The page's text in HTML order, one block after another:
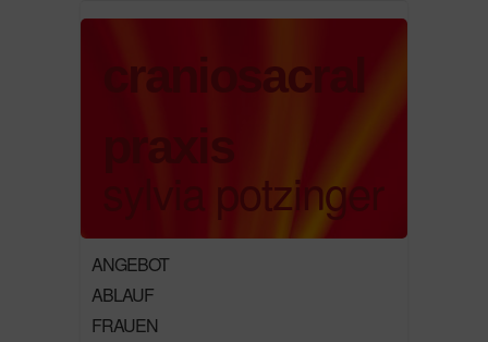
craniosacral
praxis
sylvia potzinger
ANGEBOT
ABLAUF
FRAUEN